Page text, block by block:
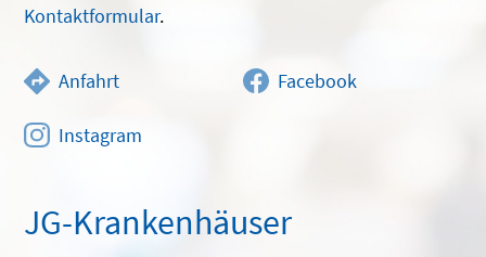
Kontaktformular.
Anfahrt Facebook
Instagram
JG-Krankenhäuser